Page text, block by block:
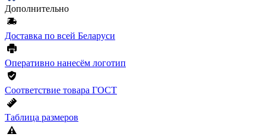
Дополнительно
Доставка по всей Беларуси
Оперативно нанесём логотип
Соответствие товара ГОСТ
Таблица размеров